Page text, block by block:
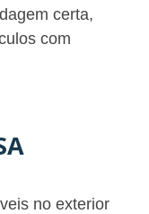
certa,
com
no exterior